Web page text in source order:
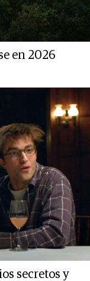
en 2026
secretos y